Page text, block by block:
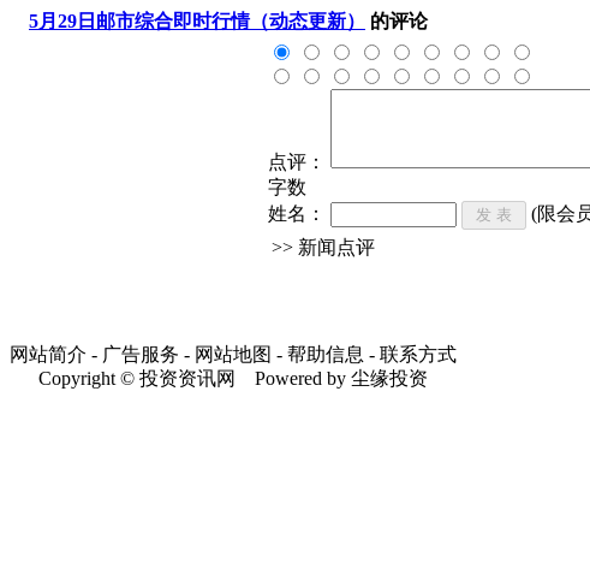
5月29日邮市综合即时行情（动态更新） 的评论
点评：
字数
姓名：
(限会
>> 新闻点评
网站简介 - 广告服务 - 网站地图 - 帮助信息 - 联系方式
Copyright © 投资资讯网 Powered by 尘缘投资